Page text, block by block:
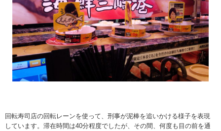
回転寿司店の回転レーンを使って、刑事が泥棒を追いかける様子を表現
しています。滞在時間は40分程度でしたが、その間、何度も目の前を通